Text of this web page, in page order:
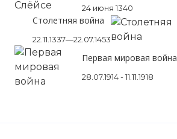
24 июня 1340
Столетняя война
22.11.1337—22.07.1453
Первая мировая война
28.07.1914 - 11.11.1918